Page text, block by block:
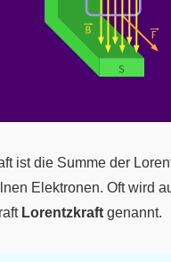
ist die Summe der
Elektronen. Oft wird
Lorentzkraft genannt.